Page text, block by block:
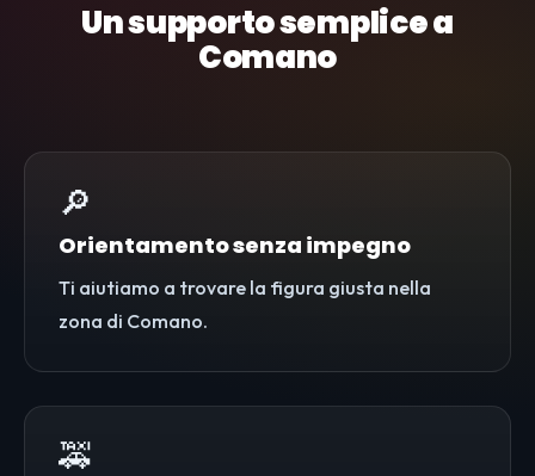
Un supporto semplice a
Comano
🔎
Orientamento senza impegno
Ti aiutiamo a trovare la figura giusta nella
zona di Comano.
🚕